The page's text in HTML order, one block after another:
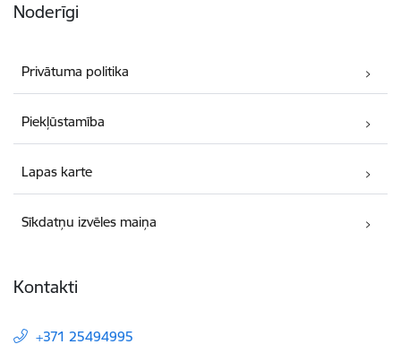
Noderīgi
Privātuma politika
Piekļūstamība
Lapas karte
Sīkdatņu izvēles maiņa
Kontakti
+371 25494995